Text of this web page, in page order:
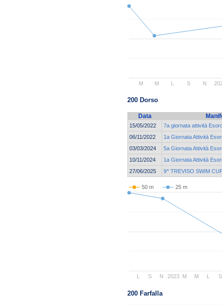
M M L S N
200 Dorso
Data
15/05/2022
7a giornata attività
06/11/2022
1a Giornata Attività
03/03/2024
5a Giornata Attività
10/11/2024
1a Giornata Attività
27/06/2025
9^ TREVISO SWIM
50 m 25 m
2023
L S N M M L S
200 Farfalla